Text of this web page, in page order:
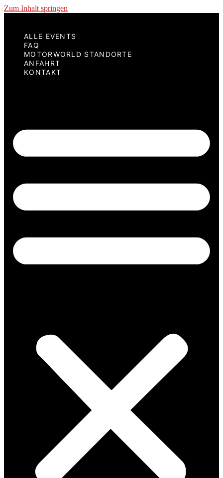
Zum Inhalt springen
ALLE EVENTS
FAQ
MOTORWORLD STANDORTE
ANFAHRT
KONTAKT